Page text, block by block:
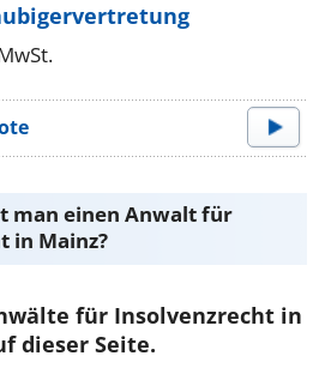
man einen Anwalt für
in Mainz?
für Insolvenzrecht in
dieser Seite.